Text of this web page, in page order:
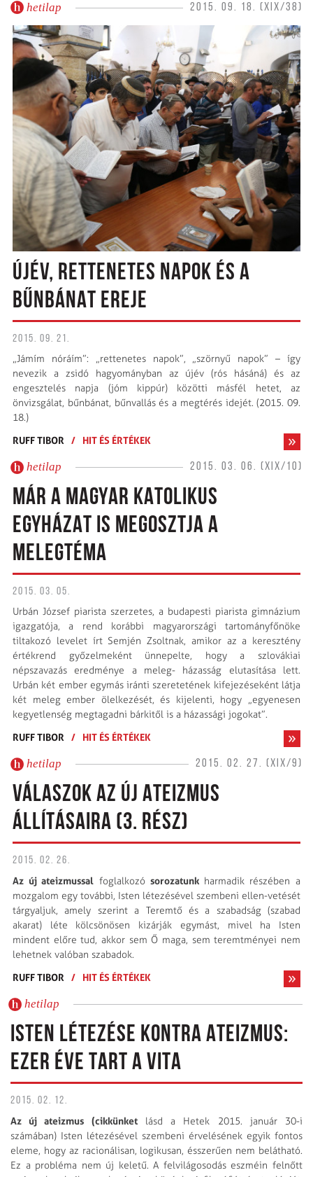
hetilap 2015. 09. 18. (XIX/38)
ÚJÉV, RETTENETES NAPOK ÉS A
BŰNBÁNAT EREJE
2015. 09. 21.
„Jámím nóráím”: „rettenetes napok”, „szörnyű napok” – így
nevezik a zsidó hagyományban az újév (rós hásáná) és az
engesztelés napja (jóm kippúr) közötti másfél hetet, az
önvizsgálat, bűnbánat, bűnvallás és a megtérés idejét. (2015. 09.
18.)
RUFF TIBOR
/ HIT ÉS ÉRTÉKEK
hetilap 2015. 03. 06. (XIX/10)
MÁR A MAGYAR KATOLIKUS
EGYHÁZAT IS MEGOSZTJA A
MELEGTÉMA
2015. 03. 05.
Urbán József piarista szerzetes, a budapesti piarista gimnázium
igazgatója, a rend korábbi magyarországi tartományfőnöke
tiltakozó levelet írt Semjén Zsoltnak, amikor az a keresztény
értékrend győzelmeként ünnepelte, hogy a szlovákiai
népszavazás eredménye a meleg- házasság elutasítása lett.
Urbán két ember egymás iránti szeretetének kifejezéseként látja
két meleg ember ölelkezését, és kijelenti, hogy „egyenesen
kegyetlenség megtagadni bárkitől is a házassági jogokat”.
RUFF TIBOR
/ HIT ÉS ÉRTÉKEK
hetilap 2015. 02. 27. (XIX/9)
VÁLASZOK AZ ÚJ ATEIZMUS
ÁLLÍTÁSAIRA (3. RÉSZ)
2015. 02. 26.
Az új ateizmussal foglalkozósorozatunk harmadik részében a
mozgalom egy további, Isten létezésével szembeni ellen-vetését
tárgyaljuk, amely szerint a Teremtő és a szabadság (szabad
akarat) léte kölcsönösen kizárják egymást, mivel ha Isten
mindent előre tud, akkor sem Ő maga, sem teremtményei nem
lehetnek valóban szabadok.
RUFF TIBOR
/ HIT ÉS ÉRTÉKEK
hetilap
ISTEN LÉTEZÉSE KONTRA ATEIZMUS:
EZER ÉVE TART A VITA
2015. 02. 12.
Az új ateizmus (cikkünketlásd a Hetek 2015. január 30-i
számában) Isten létezésével szembeni érvelésének egyik fontos
eleme, hogy az racionálisan, logikusan, ésszerűen nem belátható.
Ez a probléma nem új keletű. A felvilágosodás eszméin felnőtt